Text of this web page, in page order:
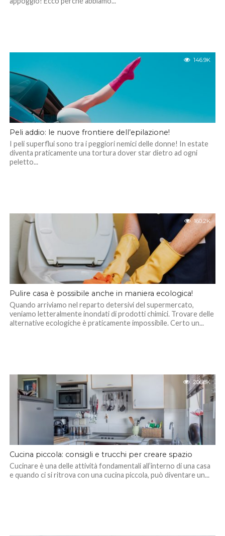
146.9K
Peli addio: le nuove frontiere dell’epilazione!
I peli superflui sono tra i peggiori nemici delle donne! In estate
diventa praticamente una tortura dover star dietro ad ogni
peletto...
160.2K
Pulire casa è possibile anche in maniera ecologica!
Quando arriviamo nel reparto detersivi del supermercato,
veniamo letteralmente inondati di prodotti chimici. Trovare delle
alternative ecologiche è praticamente impossibile. Certo un...
206.8K
Cucina piccola: consigli e trucchi per creare spazio
Cucinare è una delle attività fondamentali all’interno di una casa
e quando ci si ritrova con una cucina piccola, può diventare un...